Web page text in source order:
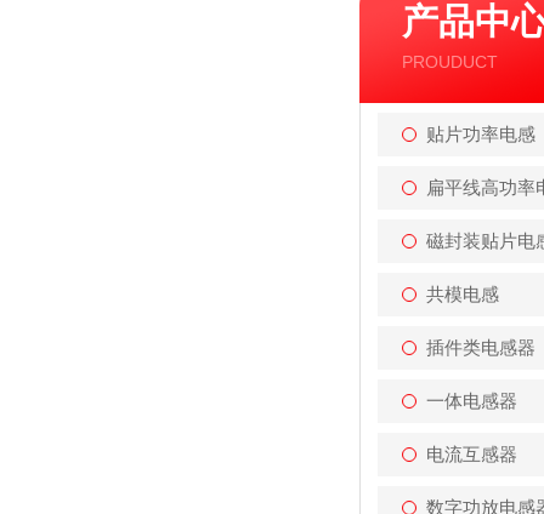
产品中
PROUDUCT
贴片功率电感
扁平线高功率
磁封装贴片电
共模电感
插件类电感器
一体电感器
电流互感器
数字功放电感